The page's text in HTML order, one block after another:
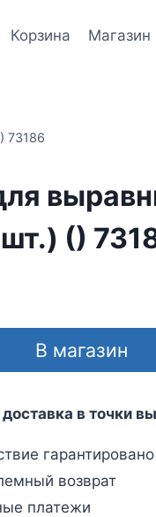
Корзина Магазин
73186
()
В магазин
в точки
гарантировано
возврат
платежи